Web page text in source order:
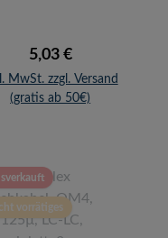
Regulärer Preis:
5,03 €
MwSt. zzgl. Versand
(gratis ab 50€)
vorrätiges